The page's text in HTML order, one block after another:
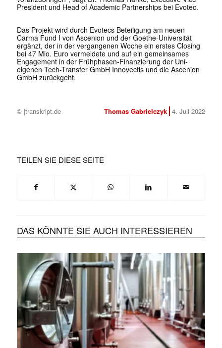
President und Head of Academic Partnerships bei Evotec.
Das Projekt wird durch Evotecs Beteiligung am neuen
Carma Fund I von Ascenion und der Goethe-Universität
ergänzt, der in der vergangenen Woche ein erstes Closing
bei 47 Mio. Euro vermeldete und auf ein gemeinsames
Engagement in der Frühphasen-Finanzierung der Uni-
eigenen Tech-Transfer GmbH Innovectis und die Ascenion
GmbH zurückgeht.
© |transkript.de Thomas Gabrielczyk 4. Juli 2022
TEILEN SIE DIESE SEITE
DAS KÖNNTE SIE AUCH INTERESSIEREN